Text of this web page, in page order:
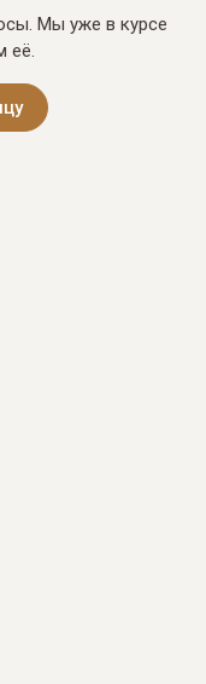
Мы уже в курсе
её.